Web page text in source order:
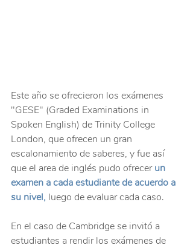
Este año se ofrecieron los exámenes
"GESE" (Graded Examinations in
Spoken English) de Trinity College
London, que ofrecen un gran
escalonamiento de saberes, y fue así
que el area de inglés pudo ofrecer un
examen a cada estudiante de acuerdo a
su nivel, luego de evaluar cada caso.
En el caso de Cambridge se invitó a
estudiantes a rendir los exámenes de